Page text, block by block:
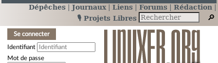
Dépêches Journaux Liens Forums
Rédaction
🎙️ Projets Libres
Se connecter
Identifiant
Mot de passe